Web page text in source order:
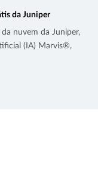
da Juniper
nuvem da Juniper,
(IA) Marvis®,